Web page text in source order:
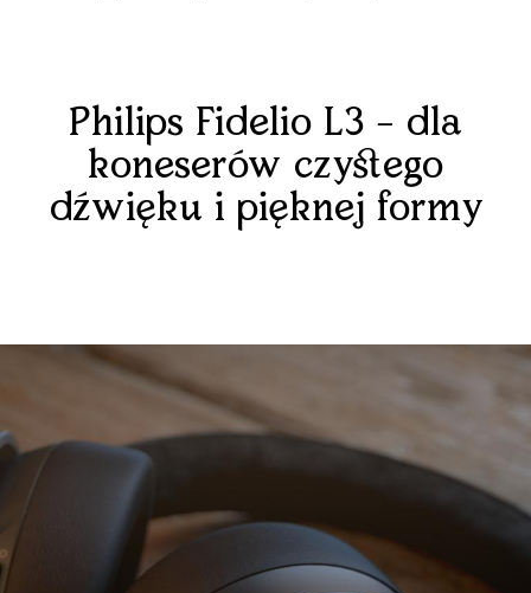
Philips Fidelio L3 – dla
koneserów czystego
dźwięku i pięknej formy